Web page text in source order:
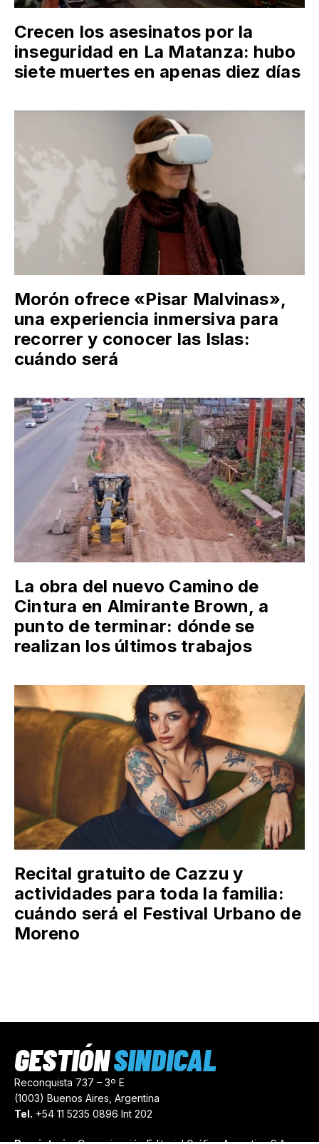
Crecen los asesinatos por la
inseguridad en La Matanza: hubo
siete muertes en apenas diez días
Morón ofrece «Pisar Malvinas»,
una experiencia inmersiva para
recorrer y conocer las Islas:
cuándo será
La obra del nuevo Camino de
Cintura en Almirante Brown, a
punto de terminar: dónde se
realizan los últimos trabajos
Recital gratuito de Cazzu y
actividades para toda la familia:
cuándo será el Festival Urbano de
Moreno
Reconquista 737 – 3º E
(1003) Buenos Aires, Argentina
Tel. +54 11 5235 0896 Int 202
GESTIÓNSINDICAL